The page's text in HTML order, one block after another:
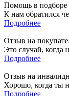
Помощь в подборе
К нам обратился
Подробнее
Отзыв на
Это случай, когда
Подробнее
Отзыв на
Хорошо, когда ты
Подробнее